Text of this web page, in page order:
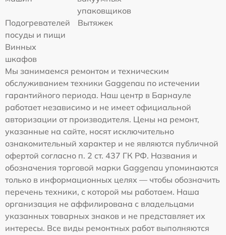
упаковщиков
Подогревателей
посуды и пищи
Вытяжек
Винных
шкафов
Мы занимаемся ремонтом и техническим
обслуживанием техники Gaggenau по истечении
гарантийного периода. Наш центр в Барнауле
работает независимо и не имеет официальной
авторизации от производителя. Цены на ремонт,
указанные на сайте, носят исключительно
ознакомительный характер и не являются публичной
офертой согласно п. 2 ст. 437 ГК РФ. Названия и
обозначения торговой марки Gaggenau упоминаются
только в информационных целях — чтобы обозначить
перечень техники, с которой мы работаем. Наша
организация не аффилирована с владельцами
указанных товарных знаков и не представляет их
интересы. Все виды ремонтных работ выполняются